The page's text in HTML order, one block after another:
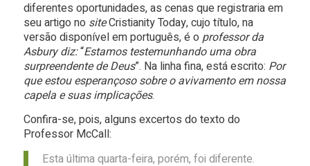
diferentes oportunidades, as cenas que registraria em
seu artigo no siteCristianity Today, cujo título, na
versão disponível em português, é oprofessor da
Asbury diz:“Estamos testemunhando uma obra
surpreendente de Deus”. Na linha fina, está escrito: Por
que estou esperançoso sobre o avivamento em nossa
capela e suas implicações.
Confira-se, pois, alguns excertos do texto do
Professor McCall:
Esta última quarta-feira, porém, foi diferente.